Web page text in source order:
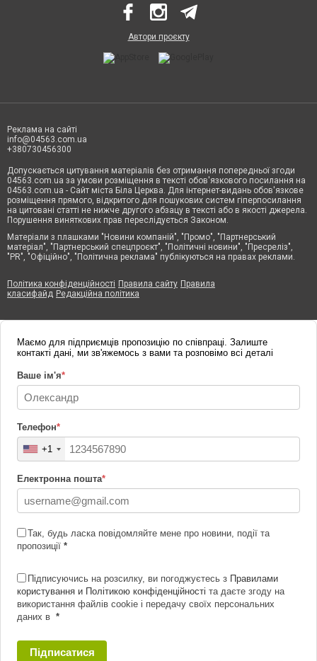
Автори проєкту
Реклама на сайті
info@04563.com.ua
+380730456300
Допускається цитування матеріалів без отримання попередньої згоди
04563.com.ua за умови розміщення в тексті обов'язкового посилання на
04563.com.ua - Сайт міста Біла Церква. Для інтернет-видань обов'язкове
розміщення прямого, відкритого для пошукових систем гіперпосилання
на цитовані статті не нижче другого абзацу в тексті або в якості джерела.
Порушення виняткових прав переслідується Законом.
Матеріали з плашками "Новини компаній", "Промо", "Партнерський
матеріал", "Партнерський спецпроєкт", "Політичні новини", "Пресреліз",
"PR", "Офіційно", "Політична реклама" публікуються на правах реклами.
Політика конфіденційності Правила сайту Правила
класифайд Редакційна політика
Маємо для підприємців пропозицію по співпраці. Залиште
контакті дані, ми зв'яжемось з вами та розповімо всі деталі
Ваше ім'я*
Телефон*
+1
Електронна пошта*
Так, будь ласка повідомляйте мене про новини, події та
пропозиції *
Підписуючись на розсилку, ви погоджуєтесь з Правилами
користування и Політикою конфіденційності та даєте згоду на
використання файлів cookie і передачу своїх персональних
даних в *
Підписатися